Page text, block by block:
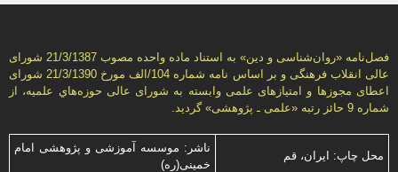
فصل‌نامه «روان‌شناسی و دين» به استناد ماده واحده مصوب 21/3/1387 شورای
عالی انقلاب فرهنگی و بر اساس نامه شماره 104/الف مورخ 21/3/1390 شورای
اعطای مجوزها و امتيازهای علمی وابسته به شورای عالی حوزه‌هاي علميه، از
شماره 9 حائز رتبه «علمی ـ پژوهشی» گرديد.
محل چاپ: ایران، قم
ناشر: موسسه آموزشی و پژوهشی امام
خمینی(ره)